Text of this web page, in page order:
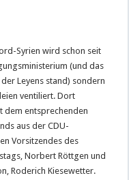
Syrien wird schon seit
(und das
Leyens stand) sondern
ventiliert. Dort
dem entsprechenden
aus der CDU-
Vorsitzendes des
Norbert Röttgen und
Roderich Kiesewetter.